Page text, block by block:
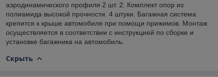
аэродинамического профиля 2 шт. 2. Комплект опор из
полиамида высокой прочности. 4 штуки. Багажная система
крепится к крыше автомобиля при помощи прижимов. Монтаж
осуществляется в соответствии с инструкцией по сборке и
установке багажника на автомобиль.
Скрыть